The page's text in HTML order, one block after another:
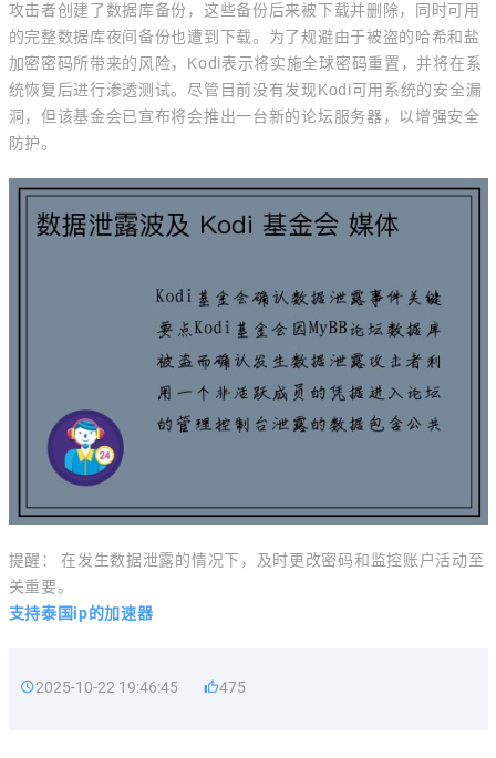
攻击者创建了数据库备份，这些备份后来被下载并删除，同时可用
的完整数据库夜间备份也遭到下载。为了规避由于被盗的哈希和盐
加密密码所带来的风险，Kodi表示将实施全球密码重置，并将在系
统恢复后进行渗透测试。尽管目前没有发现Kodi可用系统的安全漏
洞，但该基金会已宣布将会推出一台新的论坛服务器，以增强安全
防护。
提醒： 在发生数据泄露的情况下，及时更改密码和监控账户活动至
关重要。
支持泰国ip的加速器
2025-10-22 19:46:45 475